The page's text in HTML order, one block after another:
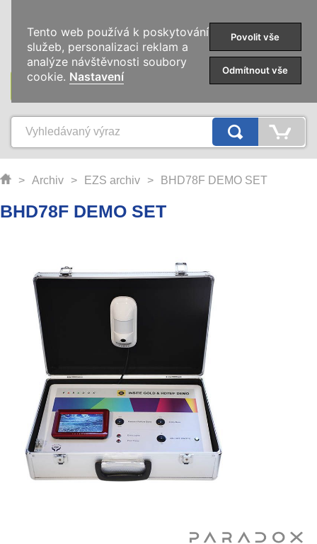
KATEGORIE
> Archiv > EZS archiv > BHD78F DEMO SET
BHD78F DEMO SET
Tento web používá k poskytování
služeb, personalizaci reklam a
analýze návštěvnosti soubory
cookie. Nastavení
Povolit vše
Odmítnout vše